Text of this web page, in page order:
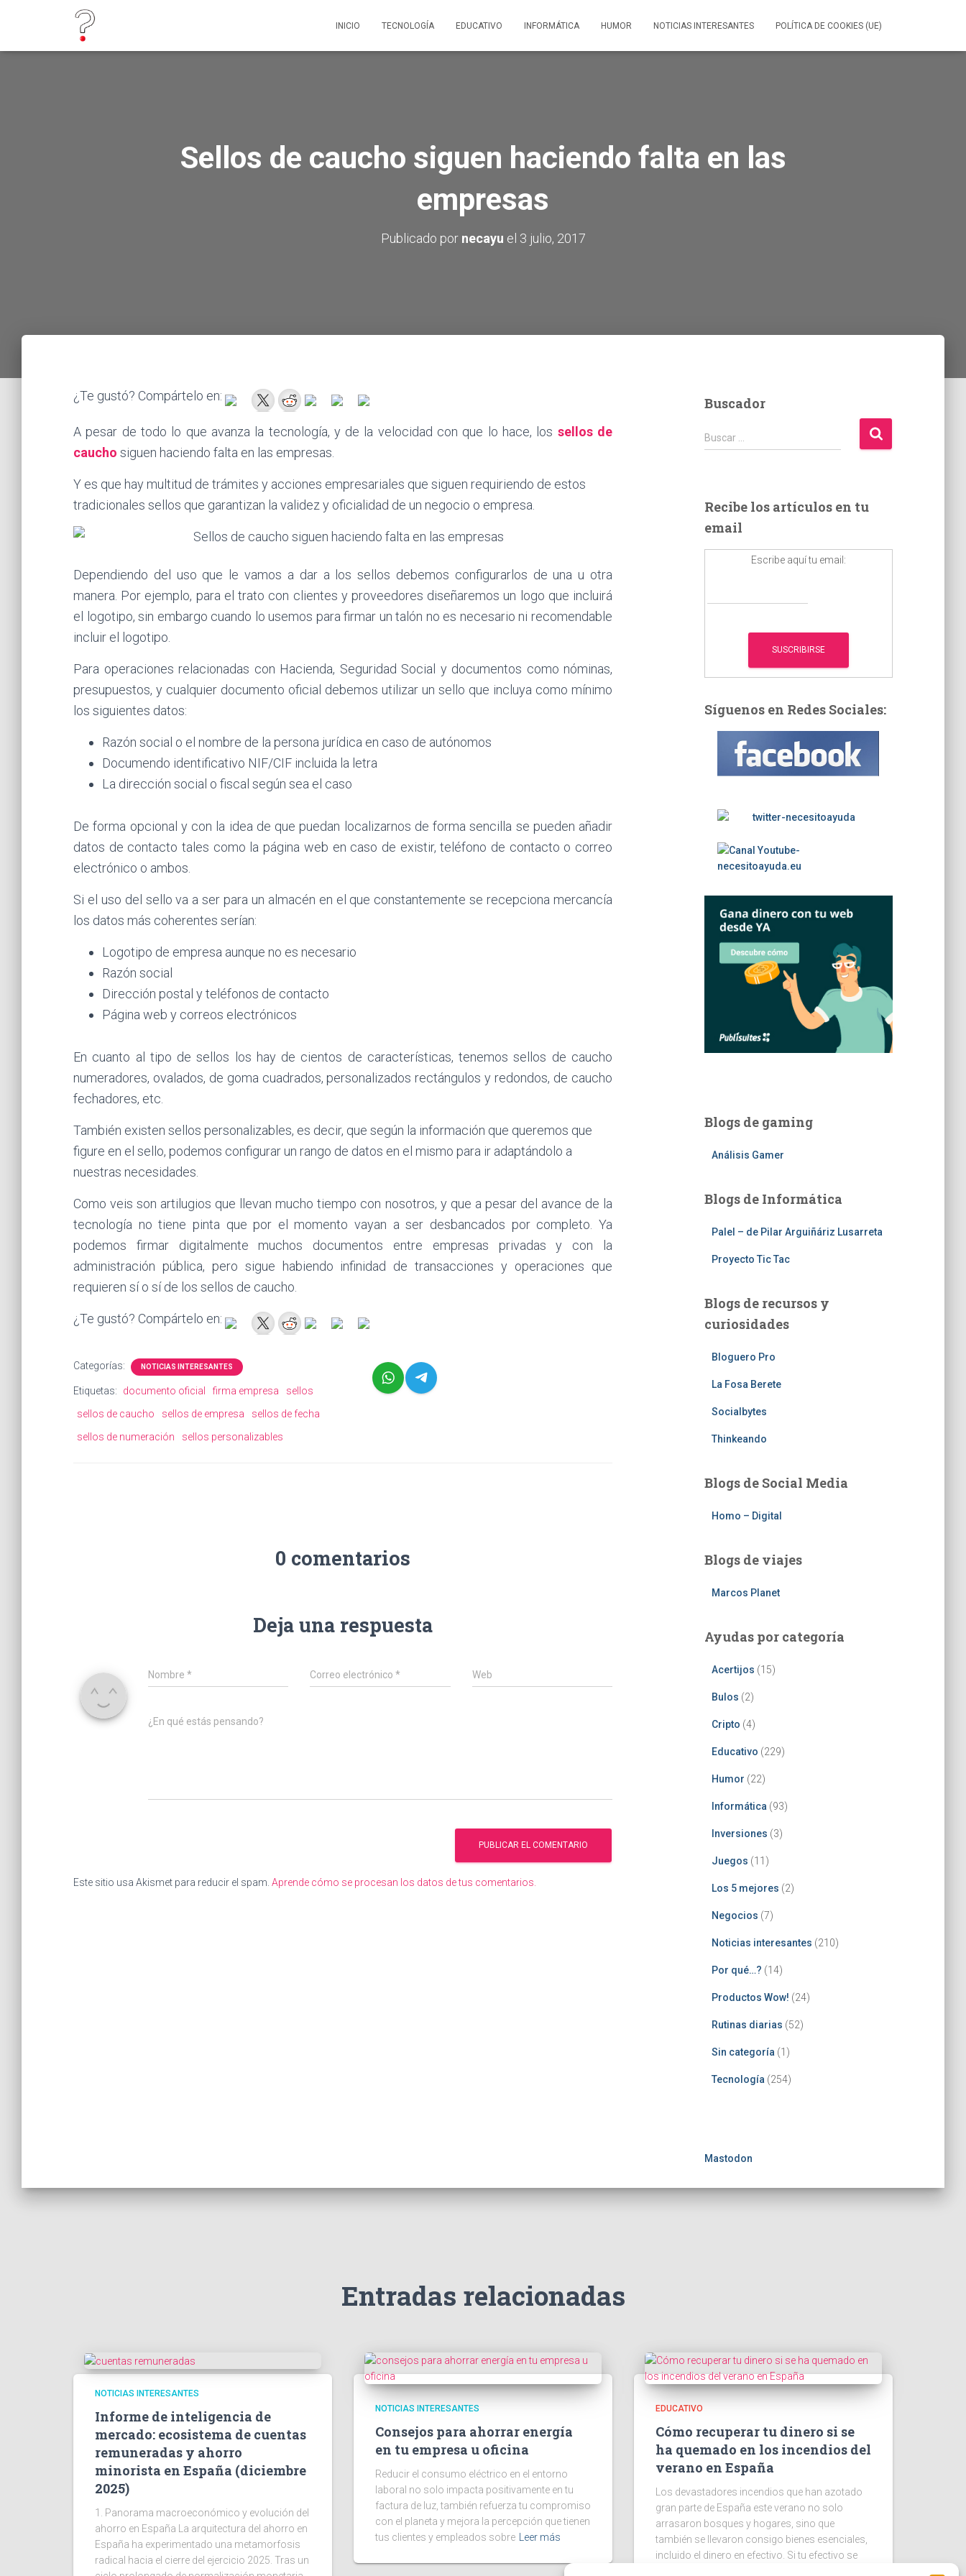
INICIO TECNOLOGÍA EDUCATIVO INFORMÁTICA HUMOR NOTICIAS INTERESANTES POLÍTICA DE COOKIES (UE)
Sellos de caucho siguen haciendo falta en las
empresas
Publicado por necayu el 3 julio, 2017
¿Te gustó? Compártelo en:
A pesar de todo lo que avanza la tecnología, y de la velocidad con que lo hace, los sellos de
caucho siguen haciendo falta en las empresas.
Y es que hay multitud de trámites y acciones empresariales que siguen requiriendo de estos
tradicionales sellos que garantizan la validez y oficialidad de un negocio o empresa.
Dependiendo del uso que le vamos a dar a los sellos debemos configurarlos de una u otra
manera. Por ejemplo, para el trato con clientes y proveedores diseñaremos un logo que incluirá
el logotipo, sin embargo cuando lo usemos para firmar un talón no es necesario ni recomendable
incluir el logotipo.
Para operaciones relacionadas con Hacienda, Seguridad Social y documentos como nóminas,
presupuestos, y cualquier documento oficial debemos utilizar un sello que incluya como mínimo
los siguientes datos:
Razón social o el nombre de la persona jurídica en caso de autónomos
Documendo identificativo NIF/CIF incluida la letra
La dirección social o fiscal según sea el caso
De forma opcional y con la idea de que puedan localizarnos de forma sencilla se pueden añadir
datos de contacto tales como la página web en caso de existir, teléfono de contacto o correo
electrónico o ambos.
Si el uso del sello va a ser para un almacén en el que constantemente se recepciona mercancía
los datos más coherentes serían:
Logotipo de empresa aunque no es necesario
Razón social
Dirección postal y teléfonos de contacto
Página web y correos electrónicos
En cuanto al tipo de sellos los hay de cientos de características, tenemos sellos de caucho
numeradores, ovalados, de goma cuadrados, personalizados rectángulos y redondos, de caucho
fechadores, etc.
También existen sellos personalizables, es decir, que según la información que queremos que
figure en el sello, podemos configurar un rango de datos en el mismo para ir adaptándolo a
nuestras necesidades.
Como veis son artilugios que llevan mucho tiempo con nosotros, y que a pesar del avance de la
tecnología no tiene pinta que por el momento vayan a ser desbancados por completo. Ya
podemos firmar digitalmente muchos documentos entre empresas privadas y con la
administración pública, pero sigue habiendo infinidad de transacciones y operaciones que
requieren sí o sí de los sellos de caucho.
¿Te gustó? Compártelo en:
Categorías: NOTICIAS INTERESANTES
Etiquetas: documento oficial firma empresa
sellos
sellos de caucho
sellos de empresa
sellos de fecha
sellos de numeración
sellos personalizables
0 comentarios
Deja una respuesta
Nombre * Correo electrónico* Web
¿En qué estás pensando?
Este sitio usa Akismet para reducir el spam. Aprende cómo se procesan los datos de tus comentarios.
Buscador
B
u
r
:
Buscar …
Recibe los artículos en tu
email
Escribe aquí tu email:
Síguenos en Redes Sociales:
Blogs de gaming
Análisis Gamer
Blogs de Informática
Palel – de Pilar Arguiñáriz Lusarreta
Proyecto Tic Tac
Blogs de recursos y
curiosidades
Bloguero Pro
La Fosa Berete
Socialbytes
Thinkeando
Blogs de Social Media
Homo – Digital
Blogs de viajes
Marcos Planet
Ayudas por categoría
Acertijos (15)
Bulos (2)
Cripto (4)
Educativo (229)
Humor (22)
Informática (93)
Inversiones (3)
Juegos (11)
Los 5 mejores (2)
Negocios (7)
Noticias interesantes (210)
Por qué…? (14)
Productos Wow! (24)
Rutinas diarias (52)
Sin categoría (1)
Tecnología (254)
Mastodon
Entradas relacionadas
NOTICIAS INTERESANTES
Informe de inteligencia de
mercado: ecosistema de cuentas
remuneradas y ahorro
minorista en España (diciembre
2025)
1. Panorama macroeconómico y evolución del
ahorro en España La arquitectura del ahorro en
España ha experimentado una metamorfosis
radical hacia el cierre del ejercicio 2025. Tras un
NOTICIAS INTERESANTES
Consejos para ahorrar energía
en tu empresa u oficina
Reducir el consumo eléctrico en el entorno
laboral no solo impacta positivamente en tu
factura de luz, también refuerza tu compromiso
con el planeta y mejora la percepción que tienen
tus clientes y empleados sobre
Leer más
EDUCATIVO
Cómo recuperar tu dinero si se
ha quemado en los incendios del
verano en España
Los devastadores incendios que han azotado
gran parte de España este verano no solo
arrasaron bosques y hogares, sino que
también se llevaron consigo bienes esenciales,
incluido el dinero en efectivo. Si tu efectivo se